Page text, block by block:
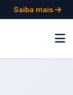
Saiba mais